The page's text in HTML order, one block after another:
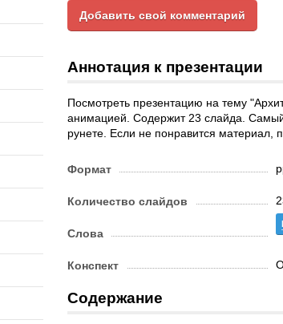
Добавить свой комментарий
Аннотация к презентации
Посмотреть презентацию на тему
анимацией. Содержит 23 слайда.
рунете. Если не понравится материал,
Формат
Количество слайдов
Слова
Конспект
Содержание